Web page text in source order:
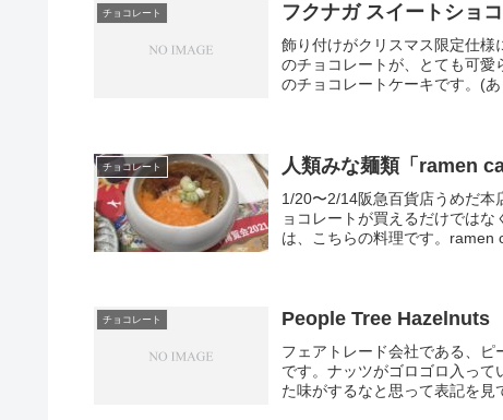
チョコレート フクナガ スイートショ
飾り付けがクリスマス限定仕
のチョコレートが、とても可
のチョコレートケーキです。(
チョコレート 人類みな麺類「ramen
1/20〜2/14阪急百貨店うめだ本
ョコレートが買えるだけでは
は、こちらの料理です。ramen
チョコレート People Tree Hazelnuts
フェアトレード会社である、
です。ナッツがゴロゴロ入っ
た味がするなと思って表記を